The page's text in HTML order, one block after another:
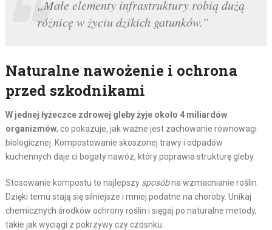
„Małe elementy infrastruktury robią dużą
różnicę w życiu dzikich gatunków.”
Naturalne nawożenie i ochrona
przed szkodnikami
W jednej łyżeczce zdrowej gleby żyje około 4 miliardów
organizmów, co pokazuje, jak ważne jest zachowanie równowagi
biologicznej. Kompostowanie skoszonej trawy i odpadów
kuchennych daje ci bogaty nawóz, który poprawia strukturę gleby.
Stosowanie kompostu to najlepszy sposóbna wzmacnianie roślin.
Dzięki temu stają się silniejsze i mniej podatne na choroby. Unikaj
chemicznych środków ochrony roślin i sięgaj po naturalne metody,
takie jak wyciągi z pokrzywy czy czosnku.